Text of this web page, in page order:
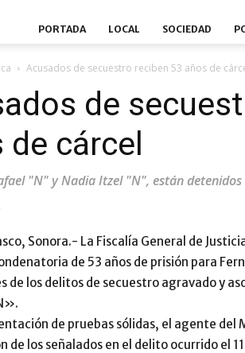
PORTADA LOCAL SOCIEDAD
Acusados de secuestro reciben 53 años de
de
de cárcel
"N" y Nadia Itzel "N", están detenidos
Sonora.- La Fiscalía General de
de 53 años de prisión para
de los delitos de secuestro agravado y
de pruebas sólidas, el agente del
de los señalados en el delito ocurrido el